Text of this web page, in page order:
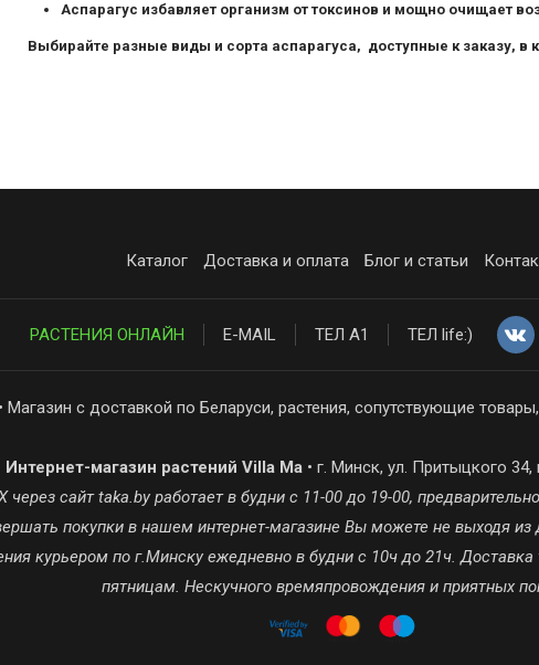
Аспарагус избавляет организм от токсинов и мощно очищает
Выбирайте разные виды и сорта аспарагуса, доступные к заказу, в
Каталог Доставка и оплата Блог и статьи
РАСТЕНИЯ ОНЛАЙН E-MAIL ТЕЛ А1 ТЕЛ life:)
с доставкой по Беларуси, растения, сопутствующие
Интернет-магазин растений Villa Ma • г. Минск, ул. Притыцкого
сайт taka.by работает в будни с 11-00 до 19-00,
покупки в нашем интернет-магазине Вы можете не выходя
курьером по г.Минску ежедневно в будни с 10ч до 21ч.
пятницам. Нескучного времяпровождения и приятных